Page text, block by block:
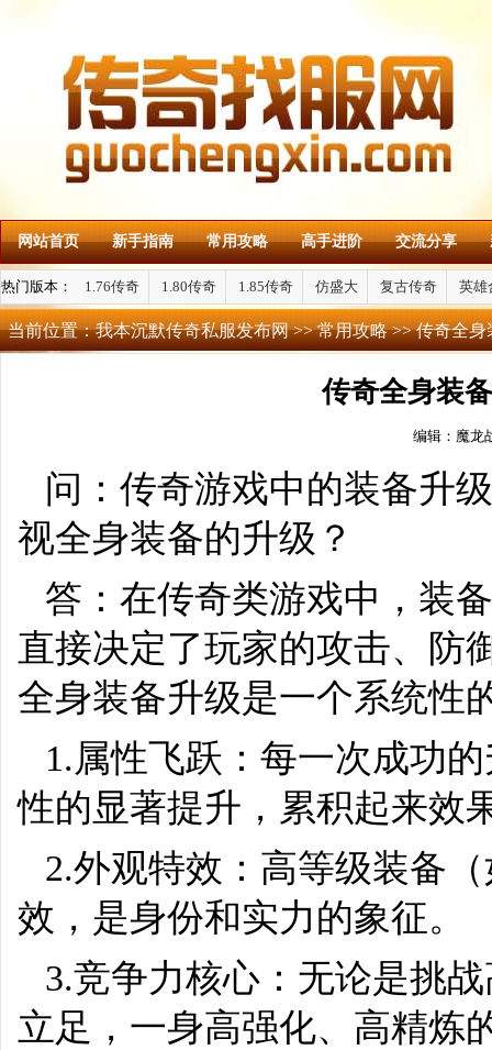
网站首页 新手指南 常用攻略 高手进阶 交流分享
热门版本： 1.76传奇 1.80传奇 1.85传奇 仿盛大 复古传奇 英雄
当前位置：我本沉默传奇私服发布网>>常用攻略>> 传奇全身
传奇全身装
编辑：魔龙
问：传奇游戏中的装备升
视全身装备的升级？
答：在传奇类游戏中，装
直接决定了玩家的攻击、防
全身装备升级是一个系统性
1.属性飞跃：每一次成功
性的显著提升，累积起来效
2.外观特效：高等级装备
效，是身份和实力的象征。
3.竞争力核心：无论是挑
立足，一身高强化、高精炼